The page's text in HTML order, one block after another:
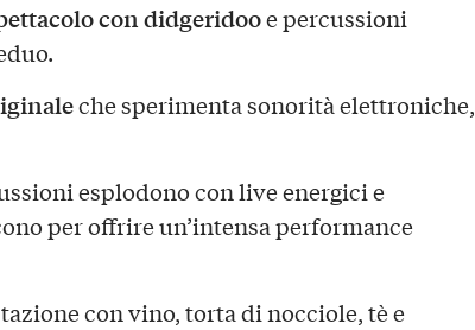
con didgeridooe percussioni
che sperimenta sonorità elettroniche,
esplodono con live energici e
per offrire un’intensa performance
con vino, torta di nocciole, tè e